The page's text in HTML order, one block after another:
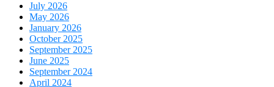
July 2026
May 2026
January 2026
October 2025
September 2025
June 2025
September 2024
April 2024